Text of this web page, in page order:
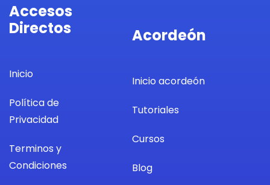
Accesos
Directos
Inicio
Política de
Privacidad
Terminos y
Condiciones
Acordeón
Inicio acordeón
Tutoriales
Cursos
Blog